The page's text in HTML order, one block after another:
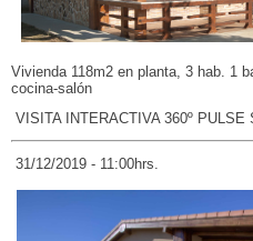
Vivienda 118m2 en planta, 3 hab. 1
cocina-salón
VISITA INTERACTIVA 360º
31/12/2019 - 11:00hrs.